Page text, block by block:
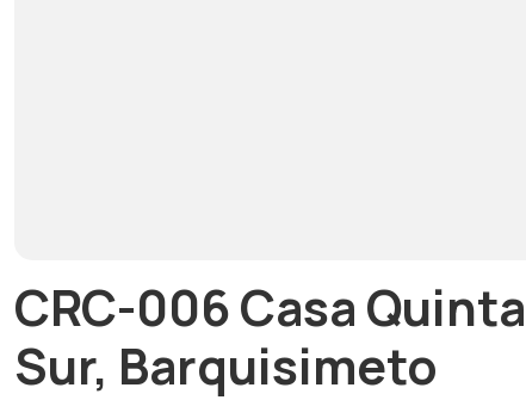
CRC-006 Casa
Sur, Barquisimeto